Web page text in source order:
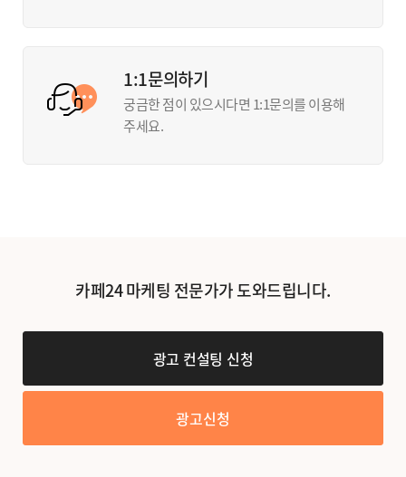
1:1문의하기
궁금한 점이 있으시다면 1:1문의를 이용해
주세요.
카페24 마케팅 전문가가 도와드립니다.
광고 컨설팅 신청
광고신청